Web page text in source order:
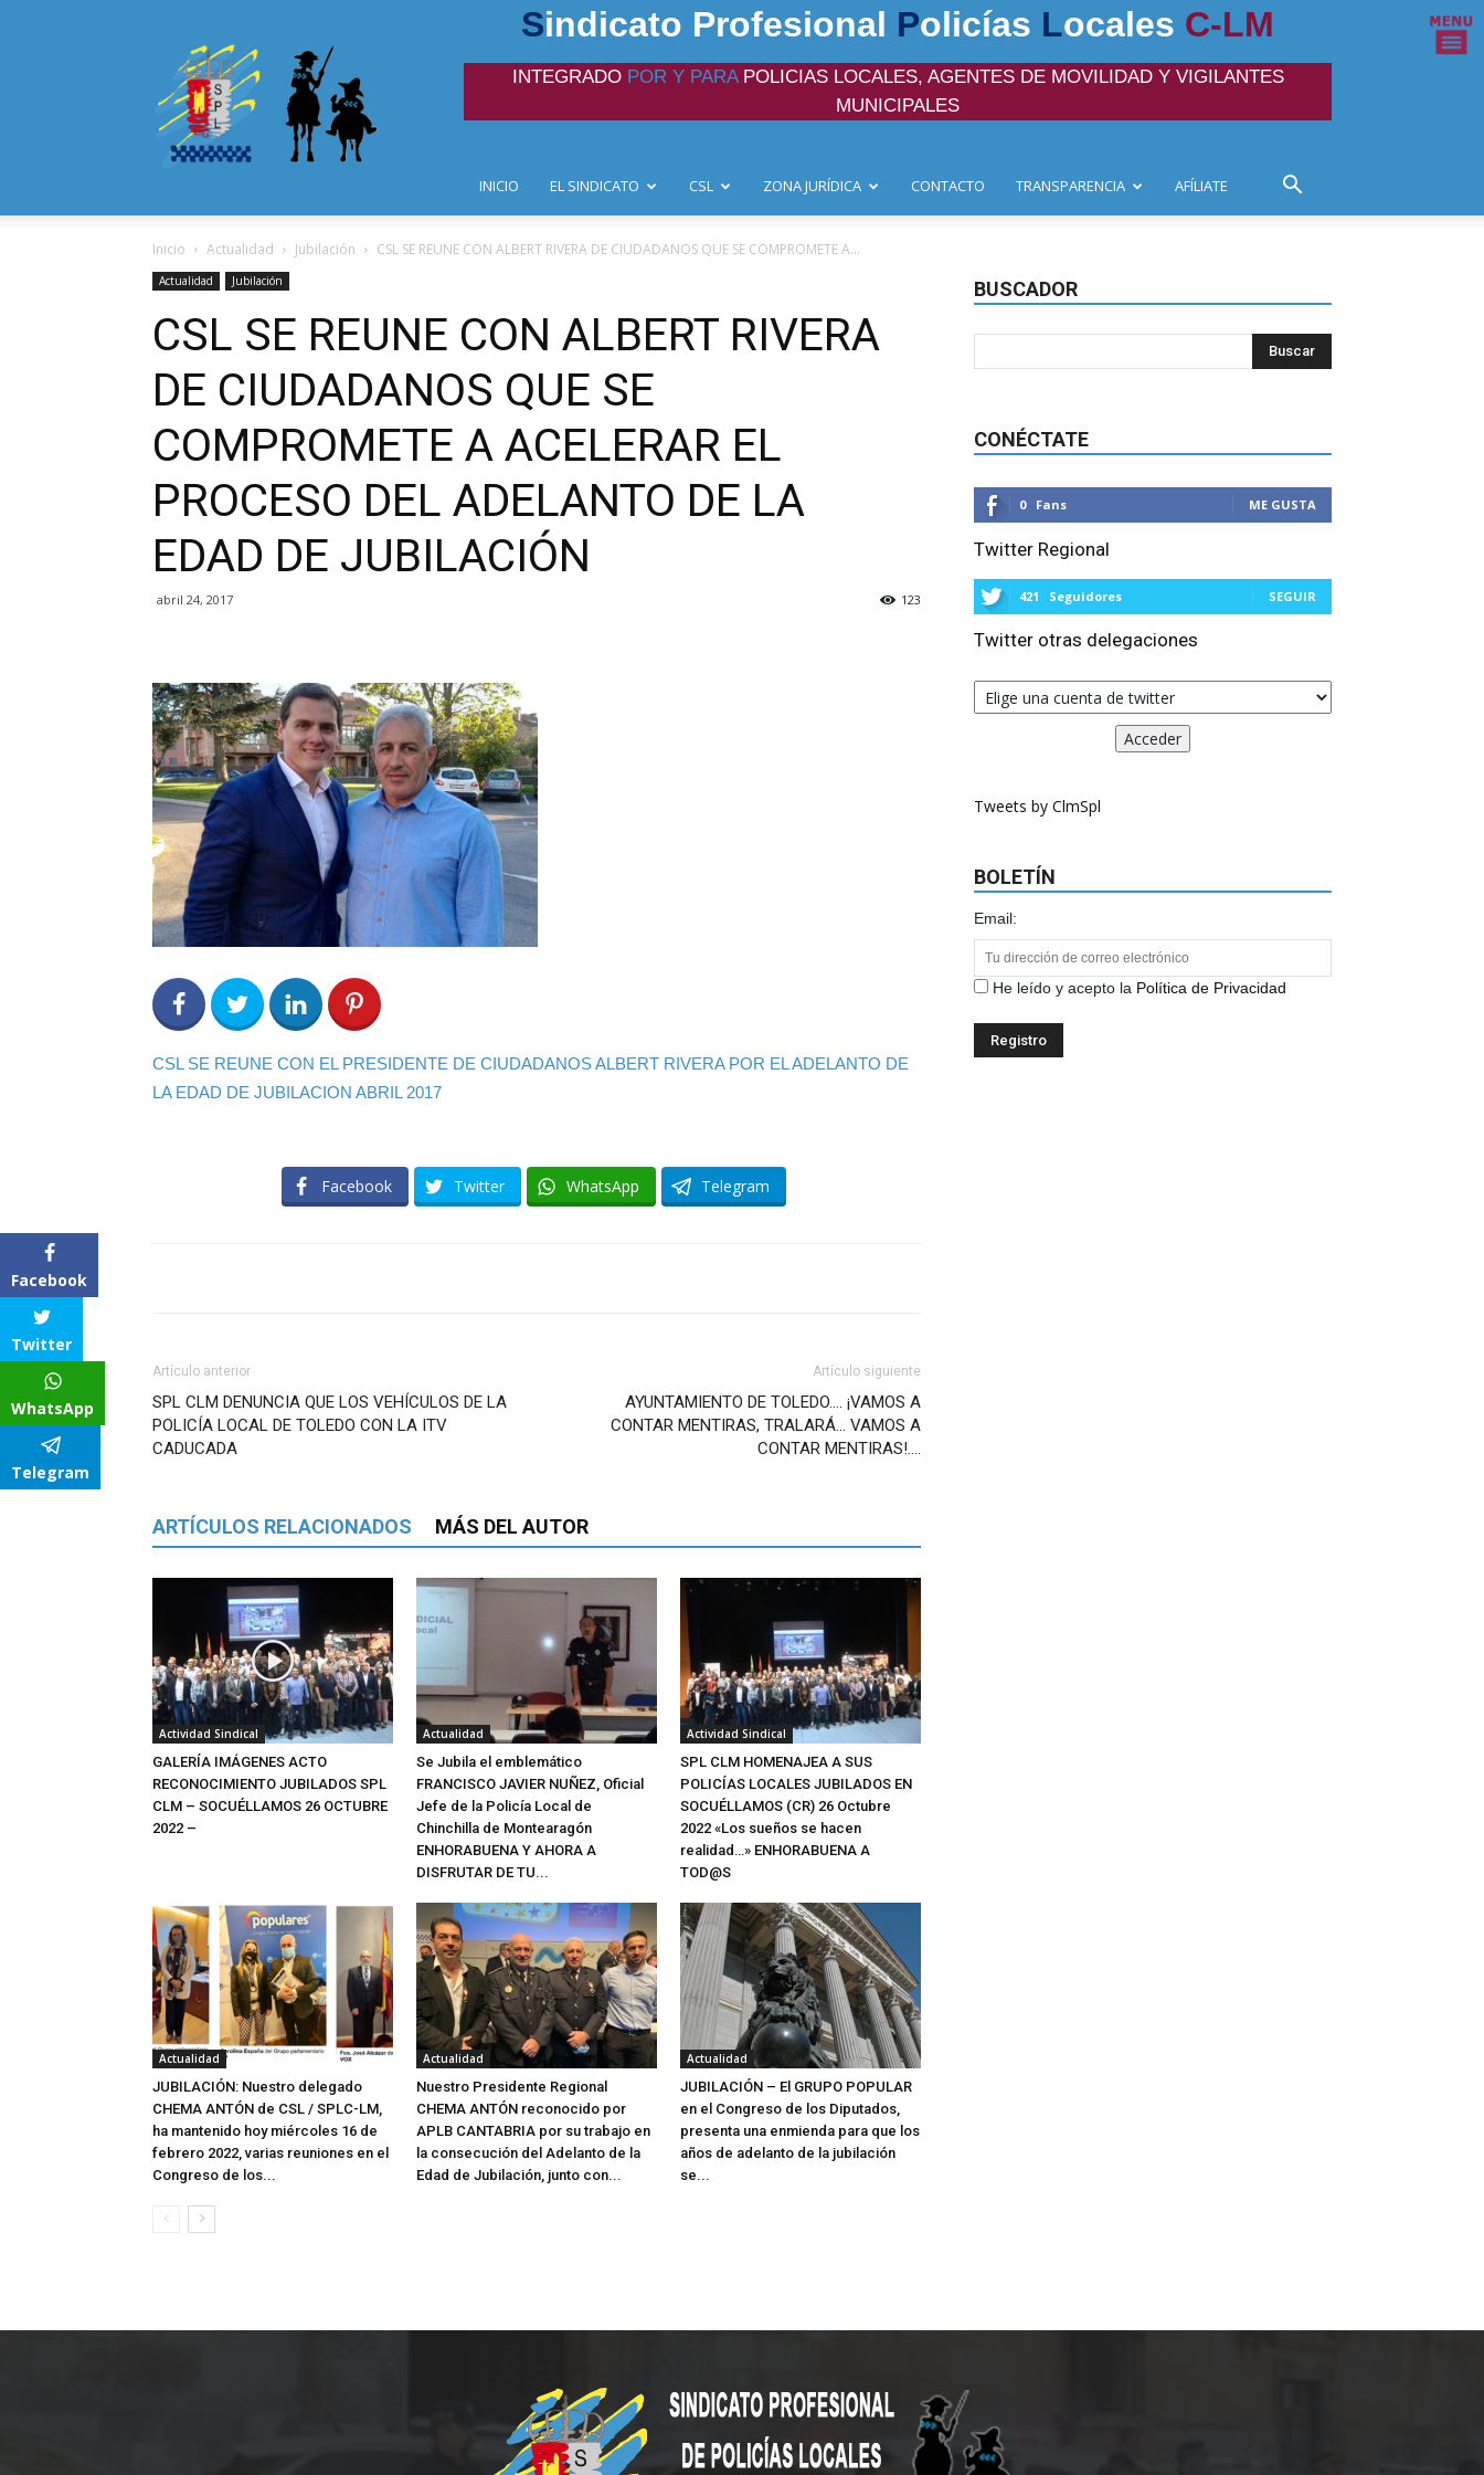
Sindicato Profesional Policías Locales C-LM
INTEGRADO POR Y PARAPOLICIAS LOCALES, AGENTES DE MOVILIDAD Y VIGILANTES
MUNICIPALES
INICIO EL SINDICATO CSL ZONA JURÍDICA CONTACTO TRANSPARENCIA AFÍLIATE
Inicio Actualidad Jubilación CSL SE REUNE CON ALBERT RIVERA DE CIUDADANOS QUE SE COMPROMETE A...
Actualidad Jubilación
CSL SE REUNE CON ALBERT RIVERA
DE CIUDADANOS QUE SE
COMPROMETE A ACELERAR EL
PROCESO DEL ADELANTO DE LA
EDAD DE JUBILACIÓN
abril 24, 2017 123
0 Share on Facebook
0 Share on Twitter
0
CSL SE REUNE CON EL PRESIDENTE DE CIUDADANOS ALBERT RIVERA POR EL ADELANTO DE
LA EDAD DE JUBILACION ABRIL 2017
Facebook Twitter WhatsApp Telegram
Artículo anterior
SPL CLM DENUNCIA QUE LOS VEHÍCULOS DE LA
POLICÍA LOCAL DE TOLEDO CON LA ITV
CADUCADA
Artículo siguiente
AYUNTAMIENTO DE TOLEDO…. ¡VAMOS A
CONTAR MENTIRAS, TRALARÁ… VAMOS A
CONTAR MENTIRAS!….
ARTÍCULOS RELACIONADOS MÁS DEL AUTOR
Actividad Sindical
GALERÍA IMÁGENES ACTO
RECONOCIMIENTO JUBILADOS SPL
CLM – SOCUÉLLAMOS 26 OCTUBRE
2022 –
Actualidad
Se Jubila el emblemático
FRANCISCO JAVIER NUÑEZ, Oficial
Jefe de la Policía Local de
Chinchilla de Montearagón
ENHORABUENA Y AHORA A
DISFRUTAR DE TU...
Actividad Sindical
SPL CLM HOMENAJEA A SUS
POLICÍAS LOCALES JUBILADOS EN
SOCUÉLLAMOS (CR) 26 Octubre
2022 «Los sueños se hacen
realidad…» ENHORABUENA A
TOD@S
Actualidad
JUBILACIÓN: Nuestro delegado
CHEMA ANTÓN de CSL / SPLC-LM,
ha mantenido hoy miércoles 16 de
febrero 2022, varias reuniones en el
Congreso de los...
Actualidad
Nuestro Presidente Regional
CHEMA ANTÓN reconocido por
APLB CANTABRIA por su trabajo en
la consecución del Adelanto de la
Edad de Jubilación, junto con...
Actualidad
JUBILACIÓN – El GRUPO POPULAR
en el Congreso de los Diputados,
presenta una enmienda para que los
años de adelanto de la jubilación
se...
BUSCADOR
CONÉCTATE
0 Fans ME GUSTA
Twitter Regional
421 Seguidores SEGUIR
Twitter otras delegaciones
Tweets by ClmSpl
BOLETÍN
Email:
He leído y acepto la Política de Privacidad
Facebook
Twitter
WhatsApp
Telegram